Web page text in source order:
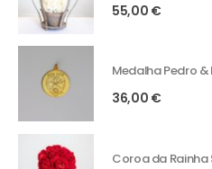
55,00 €
Medalha Pedro
36,00 €
Coroa da